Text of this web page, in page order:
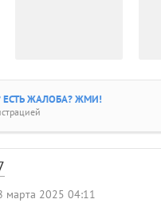
ЖАЛОБА? ЖМИ!
марта 2025 04:11